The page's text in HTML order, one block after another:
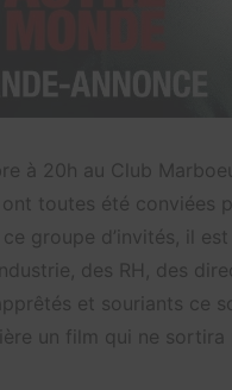
à 20h au Club
toutes été conviées
ce groupe d’invités, il
des RH, des
apprêtés et souriants ce
un film qui ne sortira